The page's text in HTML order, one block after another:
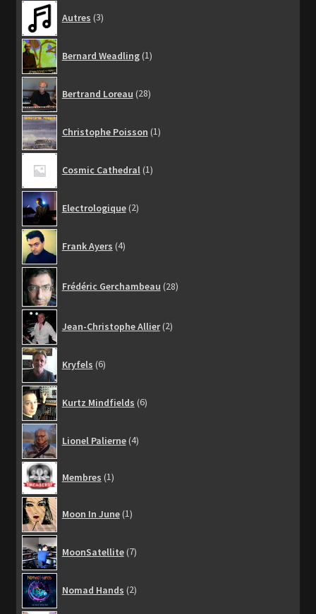
Autres 3produits
Bernard Weadling 1produit
Bertrand Loreau 28produits
Christophe Poisson 1produit
Cosmic Cathedral 1produit
Electrologique 2produits
Frank Ayers 4produits
Frédéric Gerchambeau 28produits
Jean-Christophe Allier 2produits
Kryfels 6produits
Kurtz Mindfields 6produits
Lionel Palierne 4produits
Membres 1
produit
Moon In June 1produit
MoonSatellite 7produits
Nomad Hands 2produits